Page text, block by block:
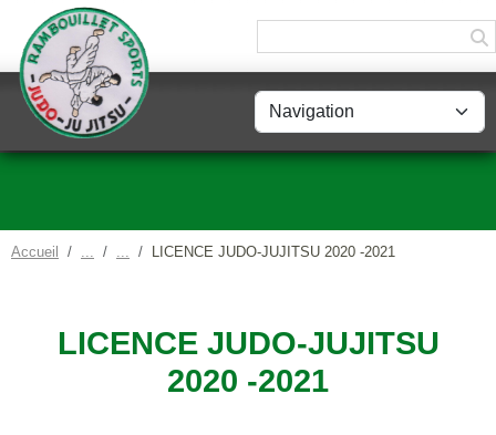
Accueil LICENCE JUDO-JUJITSU 2020 -2021
LICENCE JUDO-JUJITSU
2020 -2021
Panneau de gestion des cookies